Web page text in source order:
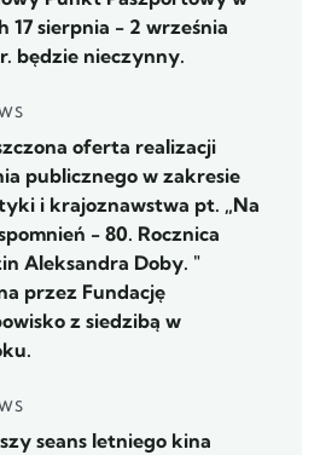
17 sierpnia - 2 września
będzie nieczynny.
oferta realizacji
publicznego w zakresie
i krajoznawstwa pt. „Na
- 80. Rocznica
Aleksandra Doby. "
przez Fundację
z siedzibą w
seans letniego kina